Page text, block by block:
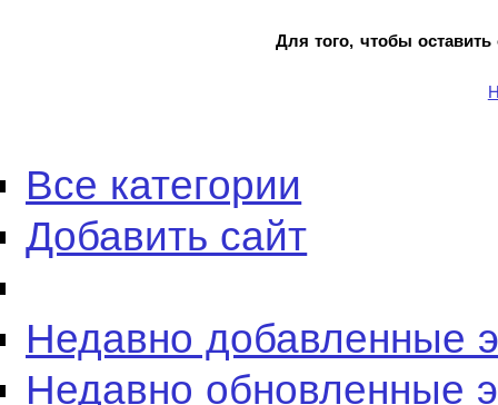
Для того, чтобы
Все категории
Добавить сайт
Недавно добавленные
Недавно обновленные